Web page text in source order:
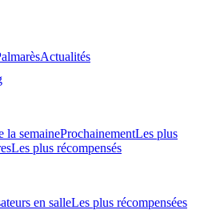
Actualités
la semaineProchainementLes plus
Les plus récompensés
en salleLes plus récompensées